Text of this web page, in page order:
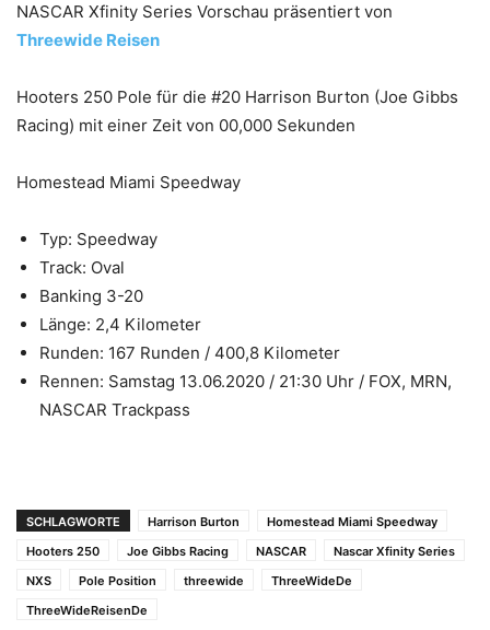
NASCAR Xfinity Series Vorschau präsentiert von
Threewide Reisen
Hooters 250 Pole für die #20 Harrison Burton (Joe Gibbs
Racing) mit einer Zeit von 00,000 Sekunden
Homestead Miami Speedway
Typ: Speedway
Track: Oval
Banking 3-20
Länge: 2,4 Kilometer
Runden: 167 Runden / 400,8 Kilometer
Rennen: Samstag 13.06.2020 / 21:30 Uhr / FOX, MRN,
NASCAR Trackpass
SCHLAGWORTE Harrison Burton
Homestead Miami Speedway
Hooters 250
Joe Gibbs Racing NASCAR
Nascar Xfinity Series
NXS
Pole Position threewide
ThreeWideDe
ThreeWideReisenDe